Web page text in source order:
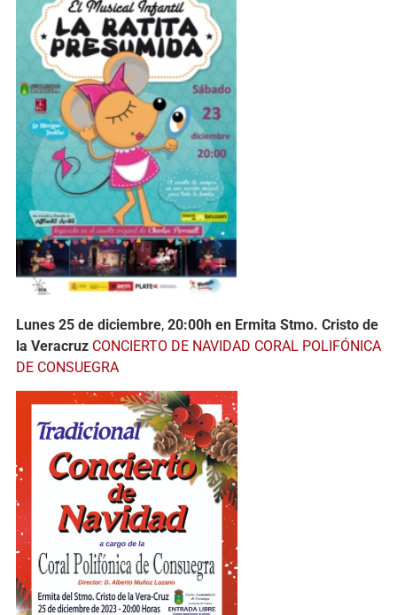
Lunes 25 de diciembre, 20:00h en Ermita Stmo. Cristo de
la Veracruz CONCIERTO DE NAVIDAD CORAL POLIFÓNICA
DE CONSUEGRA